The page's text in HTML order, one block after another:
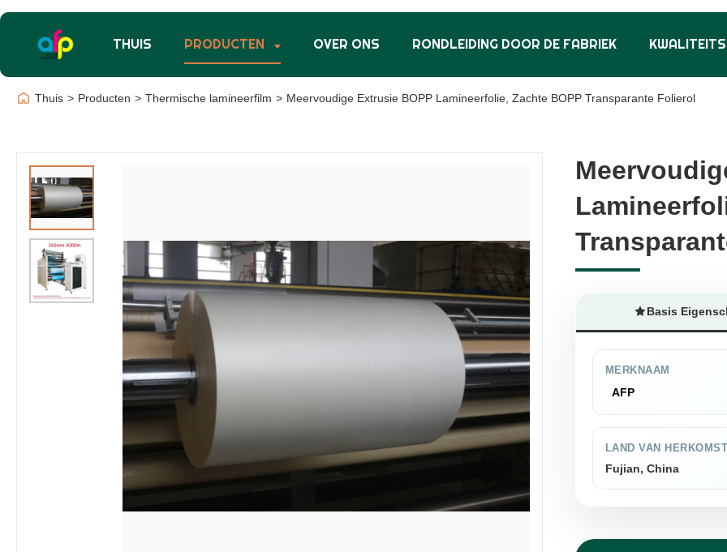
THUIS PRODUCTEN OVER ONS RONDLEIDING DOOR DE FABRIEK
Thuis > Producten > Thermische lamineerfilm > Meervoudige Extrusie BOPP Lamineerfolie, Zachte BOPP Transparante Folierol
Basis
MERKNAAM
AFP
LAND VAN HERKOMST
Fujian, China